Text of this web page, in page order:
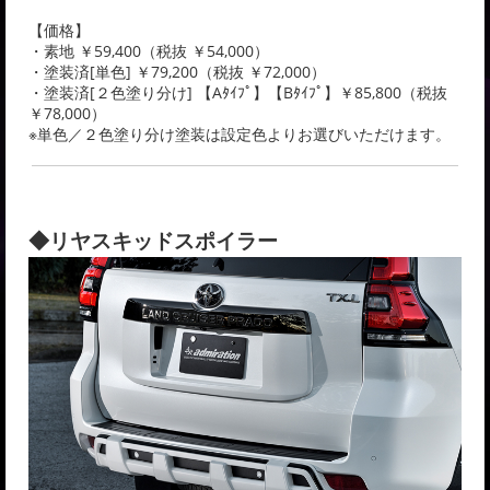
【価格】
・素地 ￥59,400（税抜 ￥54,000）
・塗装済[単色] ￥79,200（税抜 ￥72,000）
・塗装済[２色塗り分け] 【Aﾀｲﾌﾟ】【Bﾀｲﾌﾟ】￥85,800（税抜
￥78,000）
※単色／２色塗り分け塗装は設定色よりお選びいただけます。
◆リヤスキッドスポイラー